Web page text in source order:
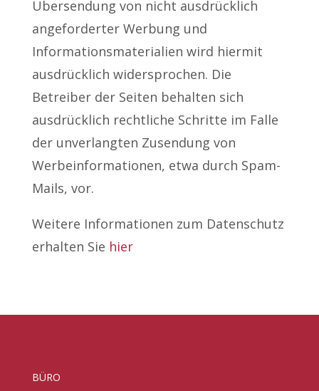
Übersendung von nicht ausdrücklich
angeforderter Werbung und
Informationsmaterialien wird hiermit
ausdrücklich widersprochen. Die
Betreiber der Seiten behalten sich
ausdrücklich rechtliche Schritte im Falle
der unverlangten Zusendung von
Werbeinformationen, etwa durch Spam-
Mails, vor.
Weitere Informationen zum Datenschutz
erhalten Sie hier
BÜRO